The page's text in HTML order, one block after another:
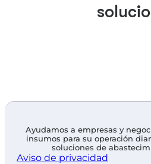
Ayudamos a empresas y
insumos para su operación
soluciones de
Aviso de privacidad